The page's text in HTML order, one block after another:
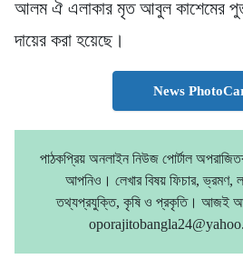
আলম ঐ এলাকার মৃত আবুল কাশেমের
দায়ের করা হয়েছে।
News
পাঠকপ্রিয় অনলাইন নিউজ পোর্টাল
আপনিও। লেখার বিষয় ফিচার, ভ্রমণ,
তথ্যপ্রযুক্তি, কৃষি ও প্রকৃতি। আজই